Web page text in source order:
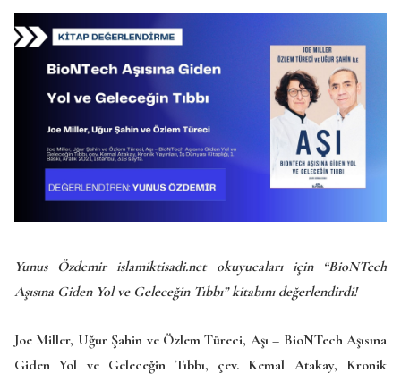
Yunus Özdemir islamiktisadi.net okuyucaları için “BioNTech
Aşısına Giden Yol ve Geleceğin Tıbbı” kitabını değerlendirdi!
Joe Miller, Uğur Şahin ve Özlem Türeci, Aşı – BioNTech Aşısına
Giden Yol ve Geleceğin Tıbbı, çev. Kemal Atakay, Kronik